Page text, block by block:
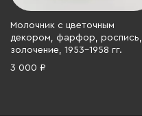
Молочник с цветочным
декором, фарфор, роспись,
золочение, 1953-1958 гг.
3 000 ₽